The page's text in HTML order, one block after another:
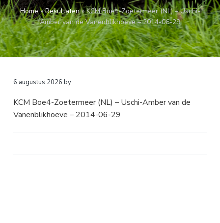
a
v
i
g
a
o
u
d
k
s
t
Home»Resultaten»KCM Boe4-Zoetermeer (NL) – Uschi-
Amber van de Vanenblikhoeve – 2014-06-29
6 augustus 2026 by
KCM Boe4-Zoetermeer (NL) – Uschi-Amber van de
Vanenblikhoeve – 2014-06-29